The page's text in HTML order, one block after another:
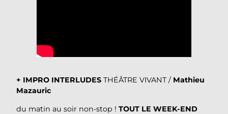
+ IMPRO INTERLUDES THÉÂTRE VIVANT / Mathieu
Mazauric
du matin au soir non-stop ! TOUT LE WEEK-END